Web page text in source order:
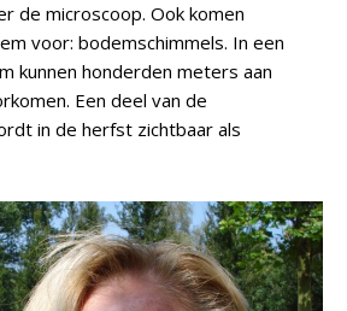
de microscoop. Ook komen
voor: bodemschimmels. In een
kunnen honderden meters aan
Een deel van de
in de herfst zichtbaar als